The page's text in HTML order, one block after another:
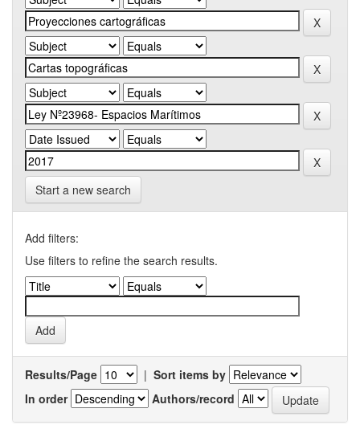
Start a new search
Add filters:
Use filters to refine the search results.
Results/Page | Sort items by
In order
Authors/record